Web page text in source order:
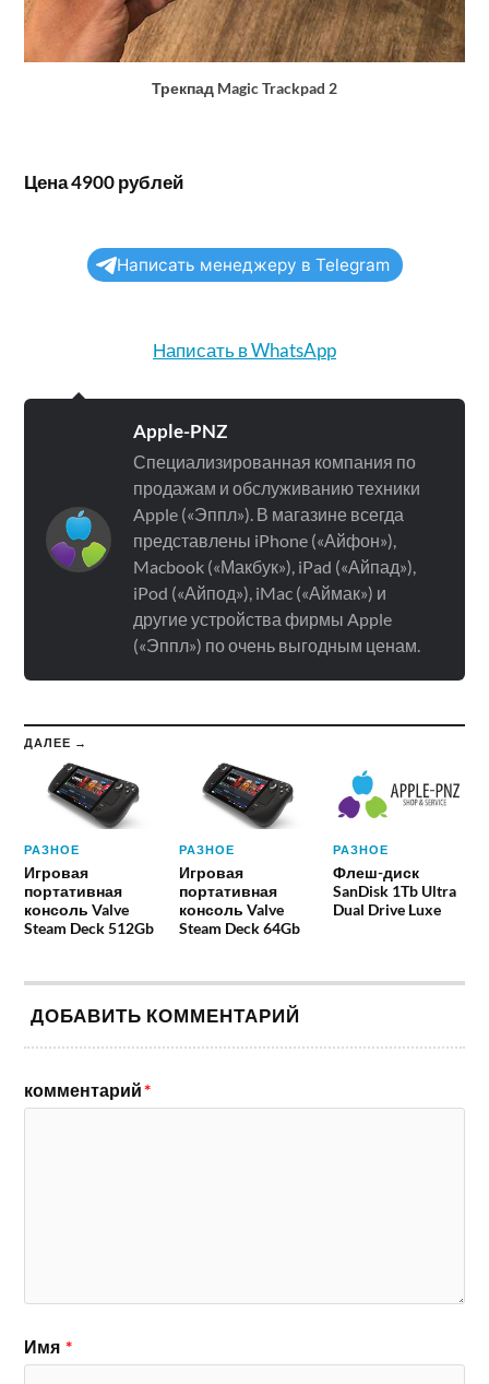
Трекпад Magic Trackpad 2
Цена 4900 рублей
Написать менеджеру в Telegram
Написать в WhatsApp
Apple-PNZ
Специализированная компания по
продажам и обслуживанию техники
Apple («Эппл»). В магазине всегда
представлены iPhone («Айфон»),
Macbook («Макбук»), iPad («Айпад»),
iPod («Айпод»), iMac («Аймак») и
другие устройства фирмы Apple
(«Эппл») по очень выгодным ценам.
ДАЛЕЕ →
РАЗНОЕ
Игровая
портативная
консоль Valve
Steam Deck 512Gb
РАЗНОЕ
Игровая
портативная
консоль Valve
Steam Deck 64Gb
РАЗНОЕ
Флеш-диск
SanDisk 1Tb Ultra
Dual Drive Luxe
ДОБАВИТЬ КОММЕНТАРИЙ
комментарий*
Имя *